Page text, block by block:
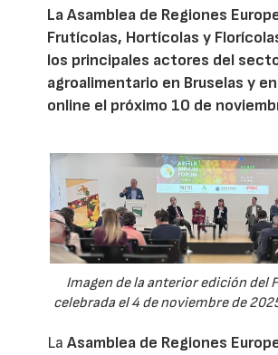
La Asamblea de Regiones
Frutícolas, Hortícolas y
los principales actores del
agroalimentario en Bruselas y
online el próximo 10 de
Imagen de la anterior edición del
celebrada el 4 de noviembre de
LaAsamblea de Regiones